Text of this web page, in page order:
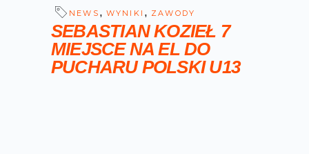
NEWS , WYNIKI , ZAWODY
SEBASTIAN KOZIEŁ 7
MIEJSCE NA EL DO
PUCHARU POLSKI U13